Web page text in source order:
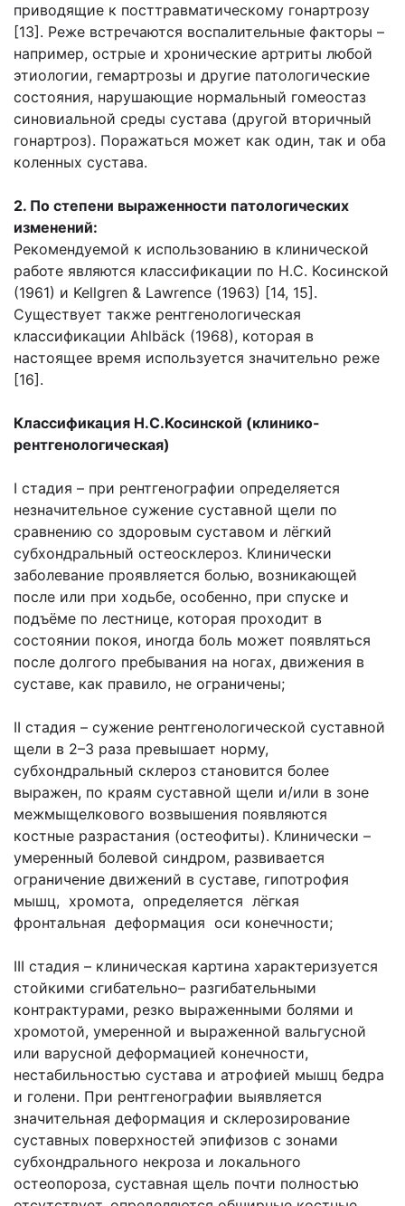
приводящие к посттравматическому гонартрозу
[13]. Реже встречаются воспалительные факторы –
например, острые и хронические артриты любой
этиологии, гемартрозы и другие патологические
состояния, нарушающие нормальный гомеостаз
синовиальной среды сустава (другой вторичный
гонартроз). Поражаться может как один, так и оба
коленных сустава.
2. По степени выраженности патологических
изменений:
Рекомендуемой к использованию в клинической
работе являются классификации по Н.С. Косинской
(1961) и Kellgren & Lawrence (1963) [14, 15].
Существует также рентгенологическая
классификации Ahlbäck (1968), которая в
настоящее время используется значительно реже
[16].
Классификация Н.С.Косинской (клинико-
рентгенологическая)
I стадия – при рентгенографии определяется
незначительное сужение суставной щели по
сравнению со здоровым суставом и лёгкий
субхондральный остеосклероз. Клинически
заболевание проявляется болью, возникающей
после или при ходьбе, особенно, при спуске и
подъёме по лестнице, которая проходит в
состоянии покоя, иногда боль может появляться
после долгого пребывания на ногах, движения в
суставе, как правило, не ограничены;
II стадия – сужение рентгенологической суставной
щели в 2–3 раза превышает норму,
субхондральный склероз становится более
выражен, по краям суставной щели и/или в зоне
межмыщелкового возвышения появляются
костные разрастания (остеофиты). Клинически –
умеренный болевой синдром, развивается
ограничение движений в суставе, гипотрофия
мышц, хромота, определяется лёгкая
фронтальная деформация оси конечности;
III стадия – клиническая картина характеризуется
стойкими сгибательно– разгибательными
контрактурами, резко выраженными болями и
хромотой, умеренной и выраженной вальгусной
или варусной деформацией конечности,
нестабильностью сустава и атрофией мышц бедра
и голени. При рентгенографии выявляется
значительная деформация и склерозирование
суставных поверхностей эпифизов с зонами
субхондрального некроза и локального
остеопороза, суставная щель почти полностью